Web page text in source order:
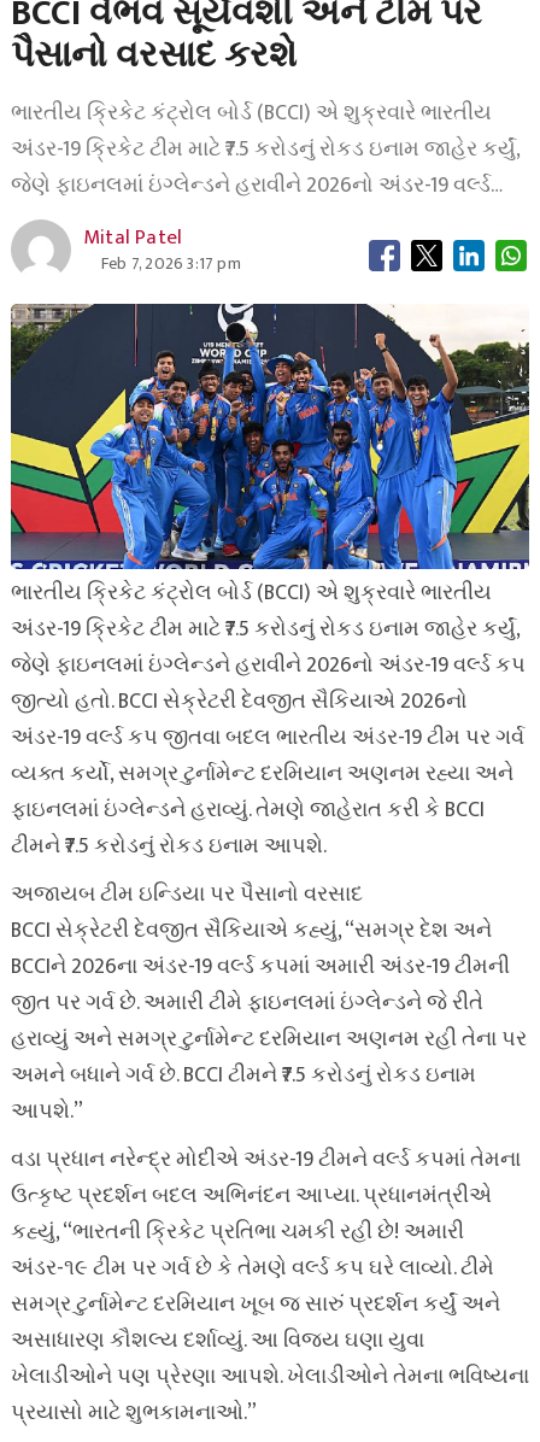
BCCI વૈભવ સૂર્યવંશી અને ટીમ પર
પૈસાનો વરસાદ કરશે
ભારતીય ક્રિકેટ કંટ્રોલ બોર્ડ (BCCI) એ શુક્રવારે ભારતીય
અંડર-19 ક્રિકેટ ટીમ માટે ₹7.5 કરોડનું રોકડ ઇનામ જાહેર કર્યું,
જેણે ફાઇનલમાં ઇંગ્લેન્ડને હરાવીને 2026નો અંડર-19 વર્લ્ડ…
Mital Patel
Feb 7, 2026 3:17 pm
ભારતીય ક્રિકેટ કંટ્રોલ બોર્ડ (BCCI) એ શુક્રવારે ભારતીય
અંડર-19 ક્રિકેટ ટીમ માટે ₹7.5 કરોડનું રોકડ ઇનામ જાહેર કર્યું,
જેણે ફાઇનલમાં ઇંગ્લેન્ડને હરાવીને 2026નો અંડર-19 વર્લ્ડ કપ
જીત્યો હતો. BCCI સેક્રેટરી દેવજીત સૈકિયાએ 2026નો
અંડર-19 વર્લ્ડ કપ જીતવા બદલ ભારતીય અંડર-19 ટીમ પર ગર્વ
વ્યક્ત કર્યો, સમગ્ર ટુર્નામેન્ટ દરમિયાન અણનમ રહ્યા અને
ફાઇનલમાં ઇંગ્લેન્ડને હરાવ્યું. તેમણે જાહેરાત કરી કે BCCI
ટીમને ₹7.5 કરોડનું રોકડ ઇનામ આપશે.
અજાયબ ટીમ ઇન્ડિયા પર પૈસાનો વરસાદ
BCCI સેક્રેટરી દેવજીત સૈકિયાએ કહ્યું, “સમગ્ર દેશ અને
BCCIને 2026ના અંડર-19 વર્લ્ડ કપમાં અમારી અંડર-19 ટીમની
જીત પર ગર્વ છે. અમારી ટીમે ફાઇનલમાં ઇંગ્લેન્ડને જે રીતે
હરાવ્યું અને સમગ્ર ટુર્નામેન્ટ દરમિયાન અણનમ રહી તેના પર
અમને બધાને ગર્વ છે. BCCI ટીમને ₹7.5 કરોડનું રોકડ ઇનામ
આપશે.”
વડા પ્રધાન નરેન્દ્ર મોદીએ અંડર-19 ટીમને વર્લ્ડ કપમાં તેમના
ઉત્કૃષ્ટ પ્રદર્શન બદલ અભિનંદન આપ્યા. પ્રધાનમંત્રીએ
કહ્યું, “ભારતની ક્રિકેટ પ્રતિભા ચમકી રહી છે! અમારી
અંડર-૧૯ ટીમ પર ગર્વ છે કે તેમણે વર્લ્ડ કપ ઘરે લાવ્યો. ટીમે
સમગ્ર ટુર્નામેન્ટ દરમિયાન ખૂબ જ સારું પ્રદર્શન કર્યું અને
અસાધારણ કૌશલ્ય દર્શાવ્યું. આ વિજય ઘણા યુવા
ખેલાડીઓને પણ પ્રેરણા આપશે. ખેલાડીઓને તેમના ભવિષ્યના
પ્રયાસો માટે શુભકામનાઓ.”